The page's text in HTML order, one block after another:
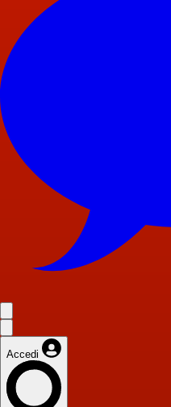
Accedi